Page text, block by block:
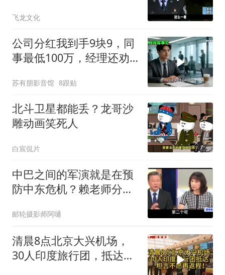
飞龙文化
公司分红我到手9块9，同
事最低100万，经理还劝
苏有朋影音馆 8跟贴
北斗卫星都能丢？龙哥沙
雕动画笑死人
白宸侃片
中巴之间的军演就是在预
防中东危机？赖老师分析
邮轮摄影师阿嗵
清晨8点北京大兴机场，
30人印度旅行团，抵达，